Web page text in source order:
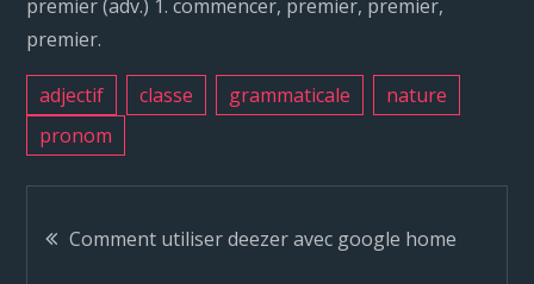
premier (adv.) 1. commencer, premier, premier,
premier.
adjectif classe grammaticale
nature
pronom
NComment utiliser deezer avec google home